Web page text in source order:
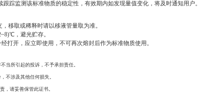
踪监测该标准物质的稳定性，有效期内如发现量值变化，将及时通知用户。
移取或稀释时请以移液管量取为准。
，避光贮存。
开，应立即使用，不可再次熔封后作为标准物质使用。
当所引起的投诉，不予承担责任。
不涉及其他任何损失。
，请妥善保管此证书。